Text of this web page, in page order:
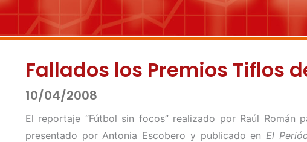
Fallados los Premios Tiflos
10/04/2008
El reportaje “Fútbol sin focos” realizado por Raúl Román
presentado por Antonia Escobero y publicado en El